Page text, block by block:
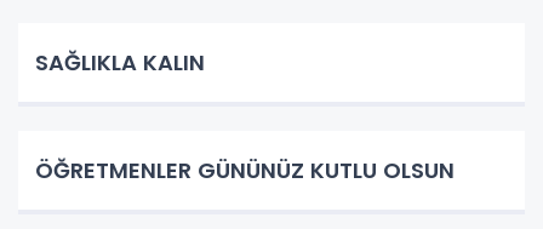
SAĞLIKLA KALIN
ÖĞRETMENLER GÜNÜNÜZ KUTLU OLSUN